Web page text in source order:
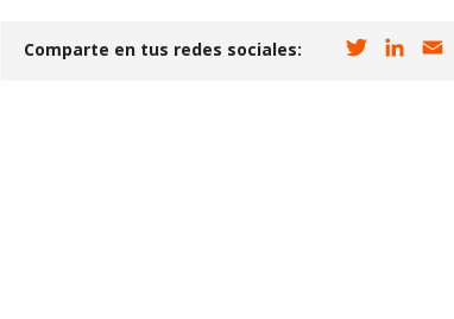
Comparte en tus redes sociales: